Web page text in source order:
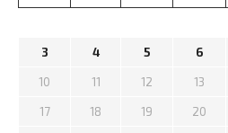
3 4 5 6
10 11 12 13
17 18 19 20